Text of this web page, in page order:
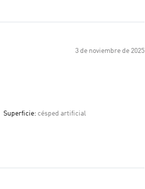
3 de noviembre de 2025
Superficie: césped artificial